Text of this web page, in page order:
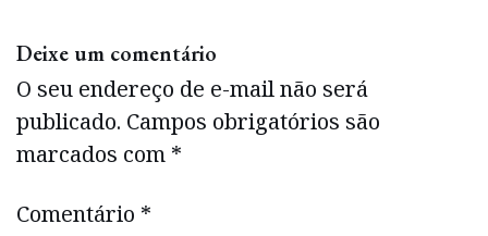
Deixe um comentário
O seu endereço de e-mail não será
publicado. Campos obrigatórios são
marcados com *
Comentário *